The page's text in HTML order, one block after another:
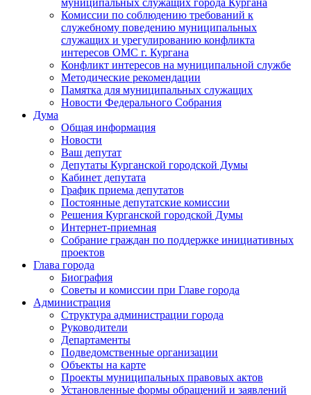
муниципальных служащих города Кургана
Комиссии по соблюдению требований к
служебному поведению муниципальных
служащих и урегулированию конфликта
интересов ОМС г. Кургана
Конфликт интересов на муниципальной службе
Методические рекомендации
Памятка для муниципальных служащих
Новости Федерального Cобрания
Дума
Общая информация
Новости
Ваш депутат
Депутаты Курганской городской Думы
Кабинет депутата
График приема депутатов
Постоянные депутатские комиссии
Решения Курганской городской Думы
Интернет-приемная
Собрание граждан по поддержке инициативных
проектов
Глава города
Биография
Советы и комиссии при Главе города
Администрация
Структура администрации города
Руководители
Департаменты
Подведомственные организации
Объекты на карте
Проекты муниципальных правовых актов
Установленные формы обращений и заявлений